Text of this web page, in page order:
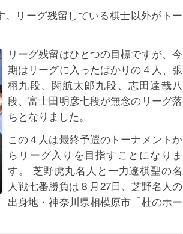
リーグ残留している棋士以外がトー
リーグ残留はひとつの目標ですが、今
期はリーグに入ったばかりの４人、張
栩九段、関航太郞九段、志田達哉八
段、富士田明彦七段が無念のリーグ落
ちとなりました。
この４人は最終予選のトーナメントか
らリーグ入りを目指すことになりま
す。 芝野虎丸名人と一力遼棋聖の名
人戦七番勝負は８月27日、芝野名人の
出身地・神奈川県相模原市「杜のホー